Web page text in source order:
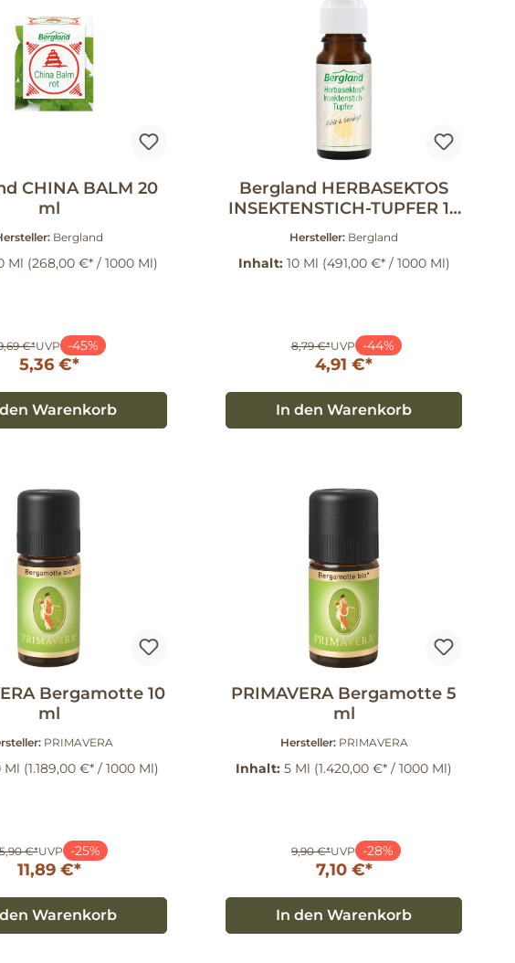
CHINA BALM 20
ml
Bergland
Ml (268,00 €* / 1000 Ml)
€*UVP -45%
5,36 €*
Warenkorb
Bergland HERBASEKTOS
INSEKTENSTICH-TUPFER 10
ml
Hersteller: Bergland
Inhalt: 10 Ml (491,00 €* / 1000 Ml)
8,79 €*UVP -44%
4,91 €*
In den Warenkorb
Bergamotte 10
ml
PRIMAVERA
Ml (1.189,00 €* / 1000 Ml)
€*UVP -25%
11,89 €*
Warenkorb
PRIMAVERA Bergamotte 5
ml
Hersteller: PRIMAVERA
Inhalt: 5 Ml (1.420,00 €* / 1000 Ml)
9,90 €*UVP -28%
7,10 €*
In den Warenkorb